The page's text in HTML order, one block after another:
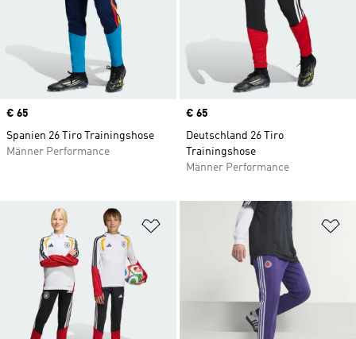
Price
€ 65
Spanien 26 Tiro Trainingshose
Männer Performance
Price
€ 65
Deutschland 26 Tiro
Trainingshose
Männer Performance
Zur Wunschliste hinzufügen